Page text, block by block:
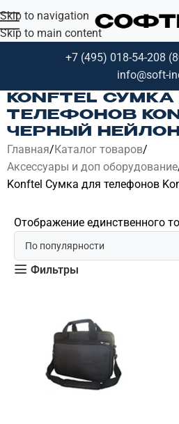
Skip to navigation
Skip to main content
+7 (495) 018-54-208
info@soft-
KONFTEL
ТЕЛЕФОНОВ
ЧЕРНЫЙ
Главная Каталог товаров
Аксессуары и доп оборудование
Konftel Сумка для телефонов
Отображение единственного
Фильтры